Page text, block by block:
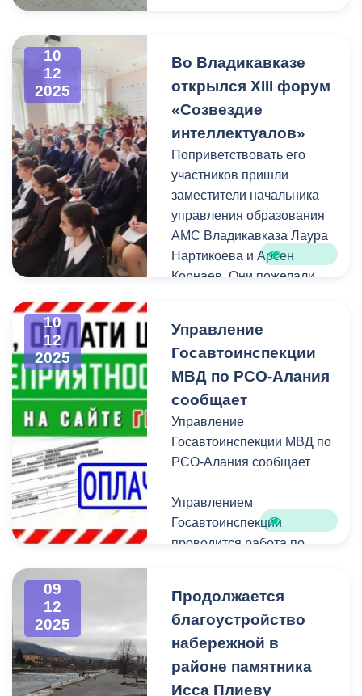
проводится на восьми
городских кладбищах.
10
12
2025
Во Владикавказе
открылся XIII форум
«Созвездие
интеллектуалов»
Поприветствовать его
участников пришли
заместители начальника
управления образования
АМС Владикавказа Лаура
Нартикоева и Арсен
Корнаев. Они пожелали
и реализации
амбициозных идей.
На площадке Центра
развития творчества
одаренных детей и
юношества «Интеллект»
представили свои научно-
практические разработки.
Они защитили проекты в
технического,
художественного и
гуманитарного
направлений.
10
12
2025
Управление
Госавтоинспекции
МВД по РСО‑Алания
сообщает
Управление
Госавтоинспекции МВД по
РСО‑Алания сообщает
Управлением
Госавтоинспекции
проводится работа по
штрафов в соответствии с
частью 1 статьи 20.25
Кодекса Российской
Федерации об
административных
09
12
2025
Продолжается
благоустройство
набережной в
районе памятника
Исса Плиеву